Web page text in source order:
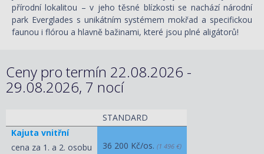
přírodní lokalitou – v jeho těsné blízkosti se nachází národní
park Everglades s unikátním systémem mokřad a specifickou
faunou i flórou a hlavně bažinami, které jsou plné aligátorů!
Ceny pro termín 22.08.2026 -
29.08.2026, 7 nocí
STANDARD
Kajuta vnitřní
cena za 1. a 2. osobu
36 200 Kč/os. (1 496 €)